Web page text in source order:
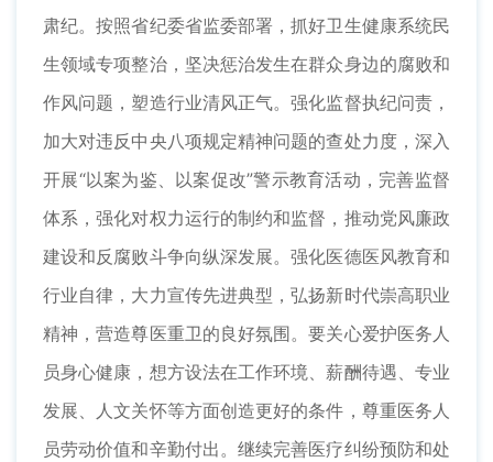
肃纪。按照省纪委省监委部署，抓好卫生健康系统民
生领域专项整治，坚决惩治发生在群众身边的腐败和
作风问题，塑造行业清风正气。强化监督执纪问责，
加大对违反中央八项规定精神问题的查处力度，深入
开展“以案为鉴、以案促改”警示教育活动，完善监督
体系，强化对权力运行的制约和监督，推动党风廉政
建设和反腐败斗争向纵深发展。强化医德医风教育和
行业自律，大力宣传先进典型，弘扬新时代崇高职业
精神，营造尊医重卫的良好氛围。要关心爱护医务人
员身心健康，想方设法在工作环境、薪酬待遇、专业
发展、人文关怀等方面创造更好的条件，尊重医务人
员劳动价值和辛勤付出。继续完善医疗纠纷预防和处